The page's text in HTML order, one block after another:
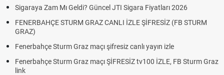
Sigaraya Zam Mı Geldi? Güncel JTI Sigara Fiyatları 2026
FENERBAHÇE STURM GRAZ CANLI İZLE ŞİFRESİZ (FB STURM
GRAZ)
Fenerbahçe Sturm Graz maçı şifresiz canlı yayın izle
Fenerbahçe Sturm Graz maçı ŞİFRESİZ tv100 İZLE, FB Sturm Graz
link